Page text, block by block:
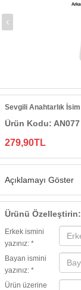
Sevgili Anahtarlık İsim
Ürün Kodu: AN077
279,90TL
Açıklamayı Göster
Ürünü Özelleştirin:
Erkek ismini
yazınız: *
Bayan ismini
yazınız: *
Ürün üzerine